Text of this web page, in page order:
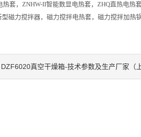
套，ZNHW-II智能数显电热套，ZHQ直热电热套
磁力搅拌器，磁力搅拌电热套，磁力搅拌加热
DZF6020真空干燥箱-技术参数及生产厂家（